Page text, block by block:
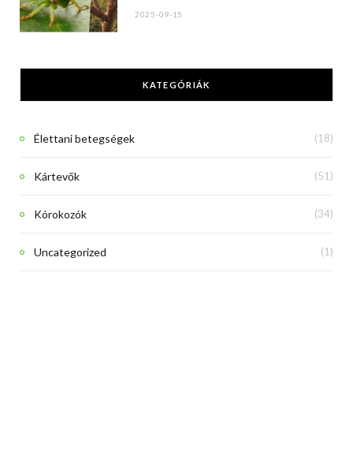
2025-09-15
KATEGÓRIÁK
Élettani betegségek (18)
Kártevők (51)
Kórokozók (34)
Uncategorized (1)